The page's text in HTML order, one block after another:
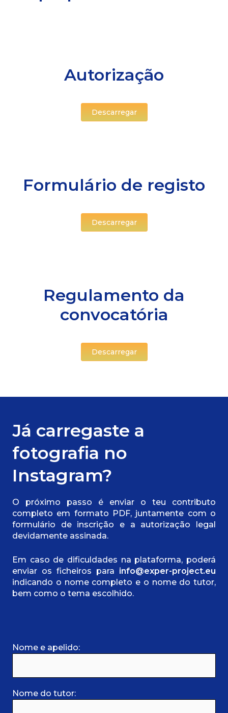
Autorização
Descarregar
Formulário de registo
Descarregar
Regulamento da
convocatória
Descarregar
Já carregaste a
fotografia no
Instagram?
O próximo passo é enviar o teu contributo
completo em formato PDF, juntamente com o
formulário de inscrição e a autorização legal
devidamente assinada.
Em caso de dificuldades na plataforma, poderá
enviar os ficheiros para info@exper-project.eu
indicando o nome completo e o nome do tutor,
bem como o tema escolhido.
Nome e apelido:
Nome do tutor: